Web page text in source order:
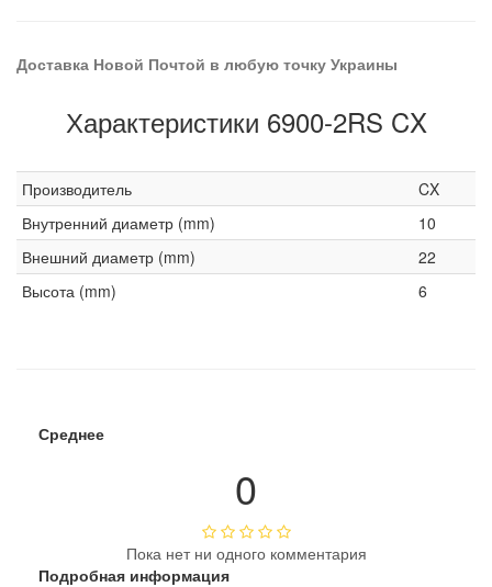
Доставка Новой Почтой в любую точку Украины
Характеристики 6900-2RS CX
Производитель
CX
Внутренний диаметр (mm)
10
Внешний диаметр (mm)
22
Высота (mm)
6
Среднее
0
Пока нет ни одного комментария
Подробная информация